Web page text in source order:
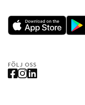
FÖLJ OSS